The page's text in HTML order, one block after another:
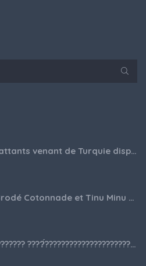
Armoires 3 battants venant de Turquie disponibles
Patch Voile Brodé Cotonnade et Tinu Minu de l’Inde ???????? ????
???????????????????? ????́???????????????????????????????????????? à vendre